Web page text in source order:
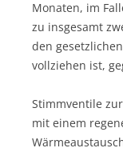
Monaten, im
zu insgesamt
den
vollziehen ist,
Stimmventile
mit einem